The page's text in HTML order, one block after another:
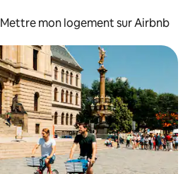
Mettre mon logement sur Airbnb